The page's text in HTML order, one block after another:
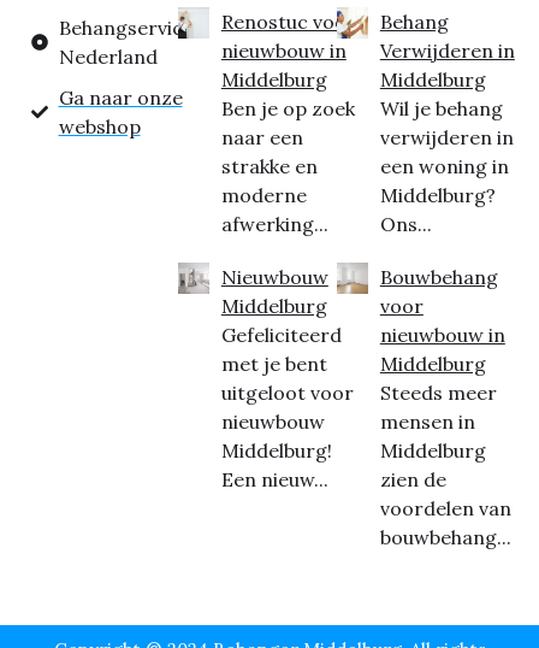
Behangservice
Nederland
Ga naar onze
webshop
Renostuc voor
nieuwbouw in
Middelburg
Ben je op zoek
naar een
strakke en
moderne
afwerking...
Nieuwbouw
Middelburg
Gefeliciteerd
met je bent
uitgeloot voor
nieuwbouw
Middelburg!
Een nieuw...
Behang
Verwijderen in
Middelburg
Wil je behang
verwijderen in
een woning in
Middelburg?
Ons...
Bouwbehang
voor
nieuwbouw in
Middelburg
Steeds meer
mensen in
Middelburg
zien de
voordelen van
bouwbehang...